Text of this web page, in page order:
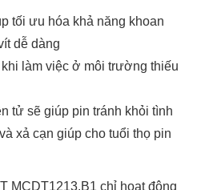
tối ưu hóa khả năng khoan
dễ dàng
làm việc ở môi trường thiếu
tử sẽ giúp pin tránh khỏi tình
xả cạn giúp cho tuổi thọ pin
MCDT1213.B1 chỉ hoạt động